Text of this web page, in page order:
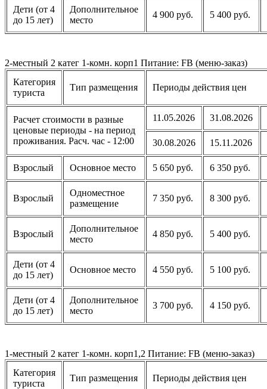
Дети (от 4
до 15 лет)
Дополнительное
место
4 900 руб. 5 400 руб.
2-местный 2 катег 1-комн. корп1 Питание: FB (меню-заказ)
Категория
туриста
Тип размещения Периоды действия цен
Расчет стоимости в разные
ценовые периоды - на период
проживания. Расч. час - 12:00
11.05.2026 31.08.2026
30.08.2026 15.11.2026
Взрослый Основное место 5 650 руб. 6 350 руб.
Взрослый
Одноместное
размещение
7 350 руб. 8 300 руб.
Взрослый
Дополнительное
место
4 850 руб. 5 400 руб.
Дети (от 4
до 15 лет)
Основное место 4 550 руб. 5 100 руб.
Дети (от 4
до 15 лет)
Дополнительное
место
3 700 руб. 4 150 руб.
1-местный 2 катег 1-комн. корп1,2 Питание: FB (меню-заказ)
Категория
туриста
Тип размещения Периоды действия цен